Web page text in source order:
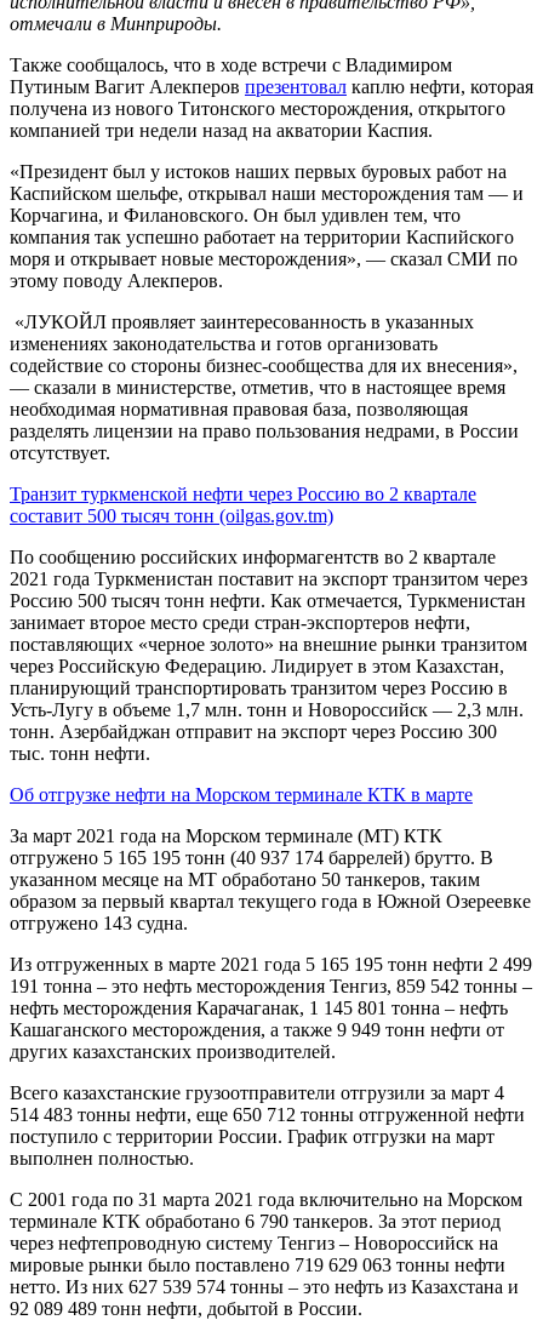
отмечали в Минприроды.
Также сообщалось, что в ходе встречи с Владимиром
Путиным Вагит Алекперов презентовал каплю нефти, которая
получена из нового Титонского месторождения, открытого
компанией три недели назад на акватории Каспия.
«Президент был у истоков наших первых буровых работ на
Каспийском шельфе, открывал наши месторождения там — и
Корчагина, и Филановского. Он был удивлен тем, что
компания так успешно работает на территории Каспийского
моря и открывает новые месторождения», — сказал СМИ по
этому поводу Алекперов.
«ЛУКОЙЛ проявляет заинтересованность в указанных
изменениях законодательства и готов организовать
содействие со стороны бизнес-сообщества для их внесения»,
— сказали в министерстве, отметив, что в настоящее время
необходимая нормативная правовая база, позволяющая
разделять лицензии на право пользования недрами, в России
отсутствует.
Транзит туркменской нефти через Россию во 2 квартале
составит 500 тысяч тонн (oilgas.gov.tm)
По сообщению российских информагентств во 2 квартале
2021 года Туркменистан поставит на экспорт транзитом через
Россию 500 тысяч тонн нефти. Как отмечается, Туркменистан
занимает второе место среди стран-экспортеров нефти,
поставляющих «черное золото» на внешние рынки транзитом
через Российскую Федерацию. Лидирует в этом Казахстан,
планирующий транспортировать транзитом через Россию в
Усть-Лугу в объеме 1,7 млн. тонн и Новороссийск — 2,3 млн.
тонн. Азербайджан отправит на экспорт через Россию 300
тыс. тонн нефти.
Об отгрузке нефти на Морском терминале КТК в марте
​​За март 2021 года на Морском терминале (МТ) КТК
отгружено 5 165 195 тонн (40 937 174 баррелей) брутто. В
указанном месяце на МТ обработано 50 танкеров, таким
образом за первый квартал текущего года в Южной Озереевке
отгружено 143 судна.
Из отгруженных в марте 2021 года 5 165 195 тонн нефти 2 499
191 тонна – это нефть месторождения Тенгиз, 859 542 тонны –
нефть месторождения Карачаганак, 1 145 801 тонна – нефть
Кашаганского месторождения, а также 9 949 тонн нефти от
других казахстанских производителей.
Всего казахстанские грузоотправители отгрузили за март 4
514 483 тонны нефти, еще 650 712 тонны отгруженной нефти
поступило с территории России. График отгрузки на март
выполнен полностью.
C 2001 года по 31 марта 2021 года включительно на Морском
терминале КТК обработано 6 790 танкеров. За этот период
через нефтепроводную систему Тенгиз – Новороссийск на
мировые рынки было поставлено 719 629 063 тонны нефти
нетто. Из них 627 539 574 тонны – это нефть из Казахстана и
92 089 489 тонн нефти, добытой в России.